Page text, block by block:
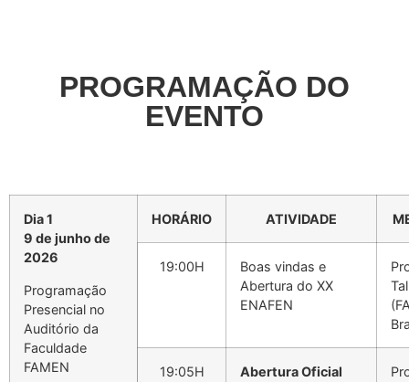
PROGRAMAÇÃO DO
EVENTO
Dia 1
9 de junho de
2026
Programação
Presencial no
Auditório da
Faculdade
FAMEN
HORÁRIO ATIVIDADE
19:00H
Boas vindas e
Abertura do XX
ENAFEN
19:05H
Abertura Oficial